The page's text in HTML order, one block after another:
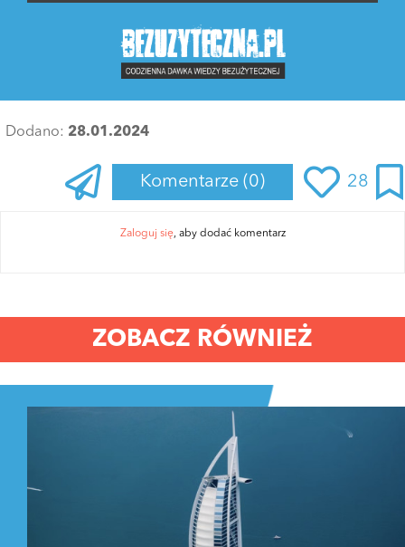
Dodano: 28.01.2024
Komentarze (0) 28
Zaloguj się, aby dodać komentarz
ZOBACZ RÓWNIEŻ